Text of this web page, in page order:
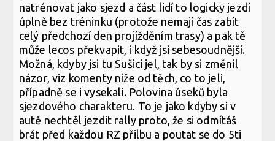
natrénovat jako sjezd a část lidí to logicky jezdí
úplně bez tréninku (protože nemají čas zabít
celý předchozí den projížděním trasy) a pak tě
může lecos překvapit, i když jsi sebesoudnější.
Možná, kdyby jsi tu Sušici jel, tak by si změnil
názor, viz komenty níže od těch, co to jeli,
případně se i vysekali. Polovina úseků byla
sjezdového charakteru. To je jako kdyby si v
autě nechtěl jezdit rally proto, že si odmítáš
brát před každou RZ přilbu a poutat se do 5ti